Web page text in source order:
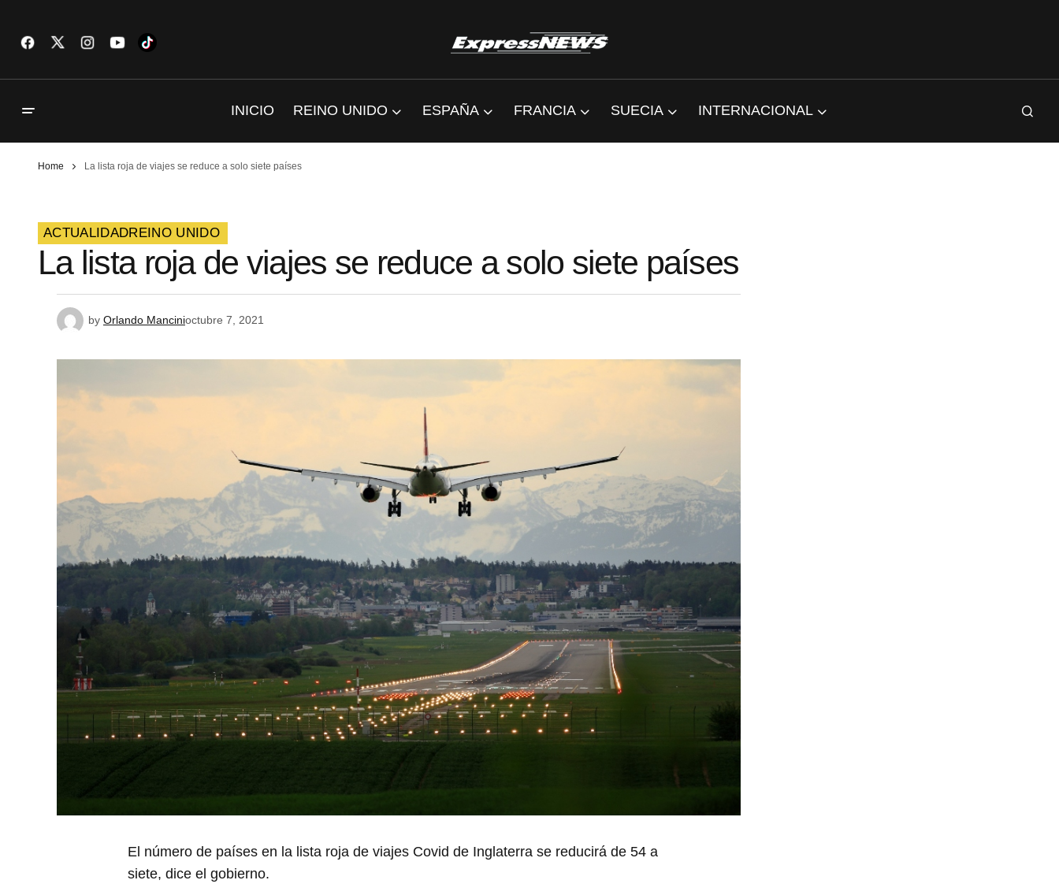
INICIO REINO UNIDO ESPAÑA FRANCIA SUECIA INTERNACIONAL
Home La lista roja de viajes se reduce a solo siete países
ACTUALIDADREINO UNIDO
La lista roja de viajes se reduce a solo siete países
by Orlando Mancinioctubre 7, 2021
El número de países en la lista roja de viajes Covid de Inglaterra se reducirá de 54 a
siete, dice el gobierno.